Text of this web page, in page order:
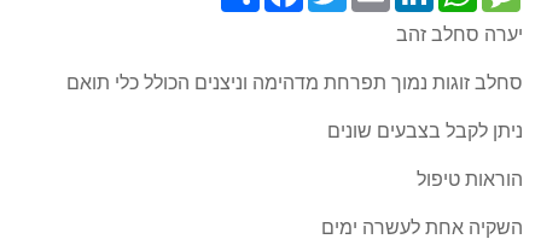
יערה סחלב זהב
סחלב זוגות נמוך תפרחת מדהימה וניצנים הכולל כלי תואם
ניתן לקבל בצבעים שונים
הוראות טיפול
השקיה אחת לעשרה ימים